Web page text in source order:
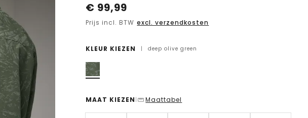
€ 99,99
Prijs incl. BTW excl. verzendkosten
KLEUR KIEZEN | deep olive green
MAAT KIEZEN | Maattabel